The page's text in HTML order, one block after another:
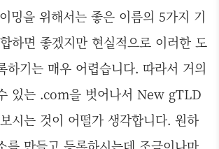
밍을 위해서는 좋은 이름의 5가지 기
하면 좋겠지만 현실적으로 이러한 도
하기는 매우 어렵습니다. 따라서 거의
있는 .com을 벗어나서 New gTLD
시는 것이 어떨가 생각합니다. 원하
를 만들고 등록하시는데 조금이나마